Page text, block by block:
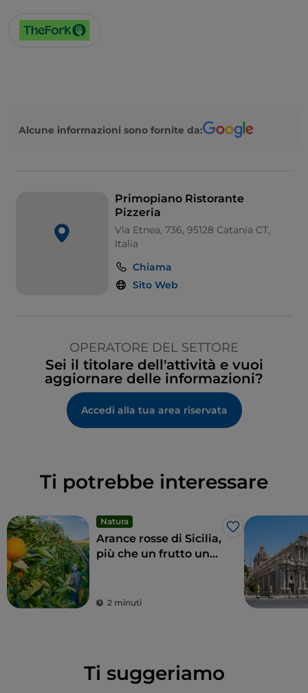
Alcune informazioni sono fornite da:
Primopiano Ristorante
Pizzeria
Via Etnea, 736, 95128 Catania CT,
Italia
Chiama
Sito Web
OPERATORE DEL SETTORE
Sei il titolare dell'attività e vuoi
aggiornare delle informazioni?
Accedi alla tua area riservata
Ti potrebbe interessare
Natura
Like
Arance rosse di Sicilia,
più che un frutto una
2 minuti
Ti suggeriamo